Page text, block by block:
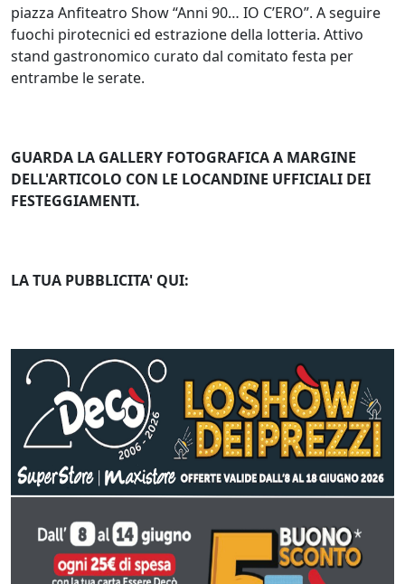
piazza Anfiteatro Show “Anni 90… IO C’ERO”. A seguire
fuochi pirotecnici ed estrazione della lotteria. Attivo
stand gastronomico curato dal comitato festa per
entrambe le serate.
GUARDA LA GALLERY FOTOGRAFICA A MARGINE
DELL'ARTICOLO CON LE LOCANDINE UFFICIALI DEI
FESTEGGIAMENTI.
LA TUA PUBBLICITA' QUI: